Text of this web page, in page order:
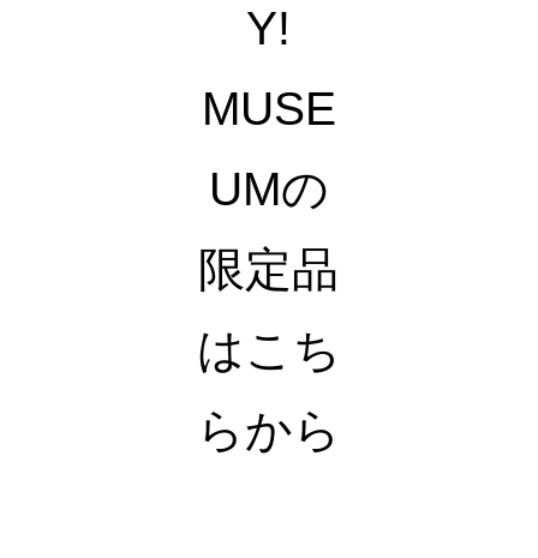
Y!
MUSE
UMの
限定品
はこち
らから